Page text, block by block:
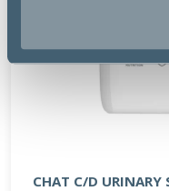
CHAT C/D URINARY